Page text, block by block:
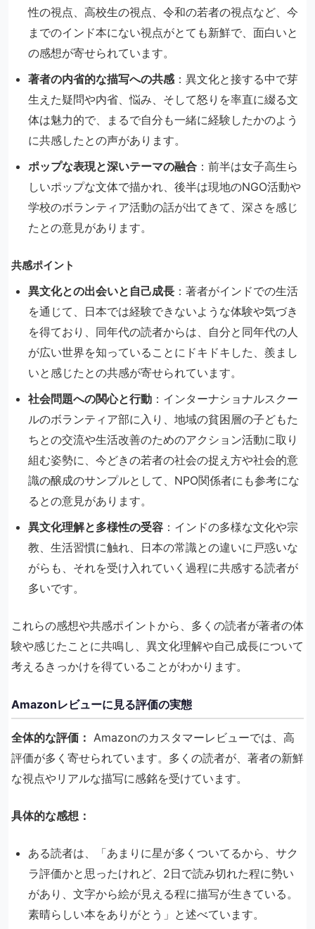
性の視点、高校生の視点、令和の若者の視点など、今
までのインド本にない視点がとても新鮮で、面白いと
の感想が寄せられています。
著者の内省的な描写への共感：​異文化と接する中で芽
生えた疑問や内省、悩み、そして怒りを率直に綴る文
体は魅力的で、まるで自分も一緒に経験したかのよう
に共感したとの声があります。
ポップな表現と深いテーマの融合 ：​前半は女子高生ら
しいポップな文体で描かれ、後半は現地のNGO活動や
学校のボランティア活動の話が出てきて、深さを感じ
たとの意見があります。
共感ポイント
異文化との出会いと自己成長 ：​著者がインドでの生活
を通じて、日本では経験できないような体験や気づき
を得ており、同年代の読者からは、自分と同年代の人
が広い世界を知っていることにドキドキした、羨まし
いと感じたとの共感が寄せられています。
社会問題への関心と行動 ：​インターナショナルスクー
ルのボランティア部に入り、地域の貧困層の子どもた
ちとの交流や生活改善のためのアクション活動に取り
組む姿勢に、今どきの若者の社会の捉え方や社会的意
識の醸成のサンプルとして、NPO関係者にも参考にな
るとの意見があります。
異文化理解と多様性の受容 ：​インドの多様な文化や宗
教、生活習慣に触れ、日本の常識との違いに戸惑いな
がらも、それを受け入れていく過程に共感する読者が
多いです。​
これらの感想や共感ポイントから、多くの読者が著者の体
験や感じたことに共鳴し、異文化理解や自己成長について
考えるきっかけを得ていることがわかります。
Amazonレビューに見る評価の実態
全体的な評価： Amazonのカスタマーレビューでは、高
評価が多く寄せられています。​多くの読者が、著者の新鮮
な視点やリアルな描写に感銘を受けています。​
具体的な感想：
ある読者は、「あまりに星が多くついてるから、サク
ラ評価かと思ったけれど、2日で読み切れた程に勢い
があり、文字から絵が見える程に描写が生きている。
素晴らしい本をありがとう」と述べています。